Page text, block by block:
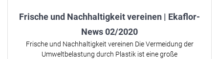
Frische und Nachhaltigkeit vereinen | Ekaflor-
News 02/2020
Frische und Nachhaltigkeit vereinen Die Vermeidung der
Umweltbelastung durch Plastik ist eine große